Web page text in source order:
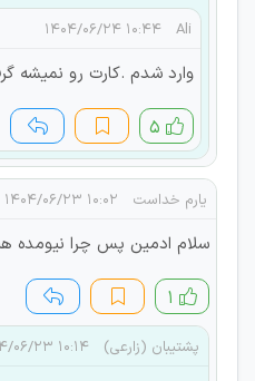
Ali ۱۰:۴۴ ۱۴۰۴/۰۶/۲۴
وارد شدم .کارت رو نمیشه
۵
یارم خداست ۱۰:۰۲ ۱۴۰۴/۰۶/۲۳
سلام ادمین پس چرا نیومده
۱
پشتیبان (زارعی) ۱۰:۱۴ ۱۴۰۴/۰۶/۲۳